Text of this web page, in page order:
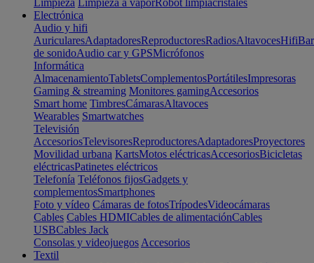
Limpieza Limpieza a vaporRobot limpiacristales
Electrónica
Audio y hifi
AuricularesAdaptadoresReproductoresRadiosAltavocesHifi
de sonidoAudio car y GPSMicrófonos
Informática
AlmacenamientoTabletsComplementosPortátilesImpresoras
Gaming & streaming Monitores gamingAccesorios
Smart home TimbresCámarasAltavoces
Wearables Smartwatches
Televisión
AccesoriosTelevisoresReproductoresAdaptadoresProyectores
Movilidad urbana KartsMotos eléctricasAccesoriosBicicletas
eléctricasPatinetes eléctricos
Telefonía Teléfonos fijosGadgets y
complementosSmartphones
Foto y vídeo Cámaras de fotosTrípodesVideocámaras
Cables Cables HDMICables de alimentaciónCables
USBCables Jack
Consolas y videojuegos Accesorios
Textil